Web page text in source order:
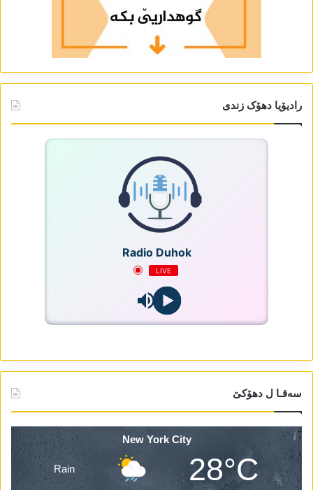
رادیۆیا دھۆک زندی
Radio Duhok
LIVE
سەقـا ل دھۆکێ
New York City
28°C
Rain